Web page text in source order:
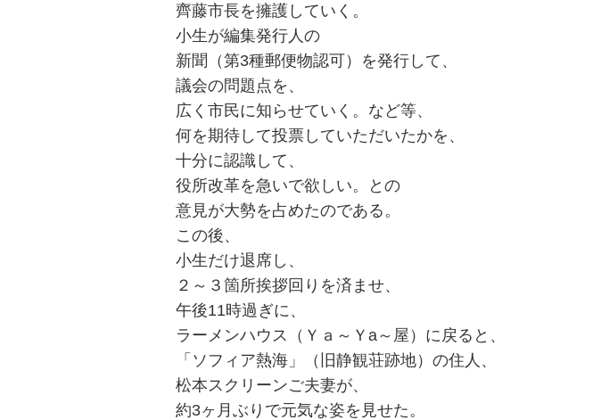
齊藤市長を擁護していく。
小生が編集発行人の
新聞（第3種郵便物認可）を発行して、
議会の問題点を、
広く市民に知らせていく。など等、
何を期待して投票していただいたかを、
十分に認識して、
役所改革を急いで欲しい。との
意見が大勢を占めたのである。
この後、
小生だけ退席し、
２～３箇所挨拶回りを済ませ、
午後11時過ぎに、
ラーメンハウス（Ｙａ～Ｙa～屋）に戻ると、
「ソフィア熱海」（旧静観荘跡地）の住人、
松本スクリーンご夫妻が、
約3ヶ月ぶりで元気な姿を見せた。